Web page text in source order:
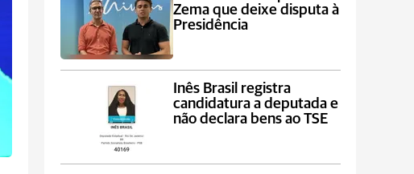
Zema que deixe disputa à
Presidência
Inês Brasil registra
candidatura a deputada e
não declara bens ao TSE